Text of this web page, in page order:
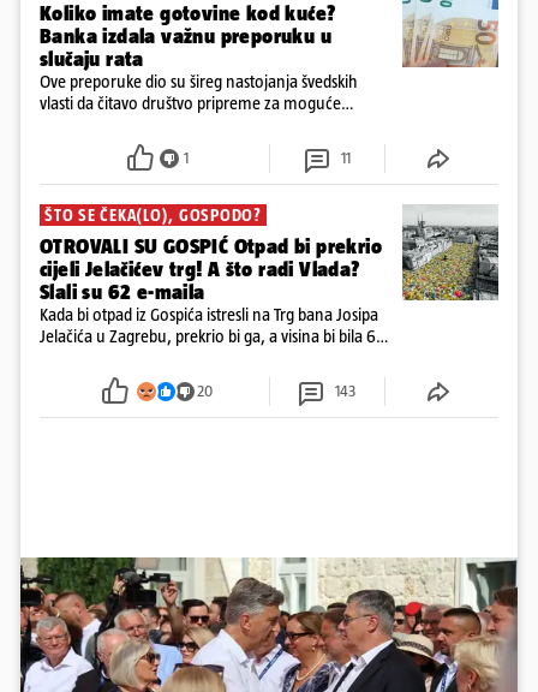
Koliko imate gotovine kod kuće?
Banka izdala važnu preporuku u
slučaju rata
Ove preporuke dio su šireg nastojanja švedskih
vlasti da čitavo društvo pripreme za moguće
1 11
ŠTO SE ČEKA(LO), GOSPODO?
OTROVALI SU GOSPIĆ Otpad bi prekrio
cijeli Jelačićev trg! A što radi Vlada?
Slali su 62 e-maila
Kada bi otpad iz Gospića istresli na Trg bana Josipa
Jelačića u Zagrebu, prekrio bi ga, a visina bi bila 6
Kada bi slagali jednu na drugu, visina bi bila kao
2600 katedrala
20 143